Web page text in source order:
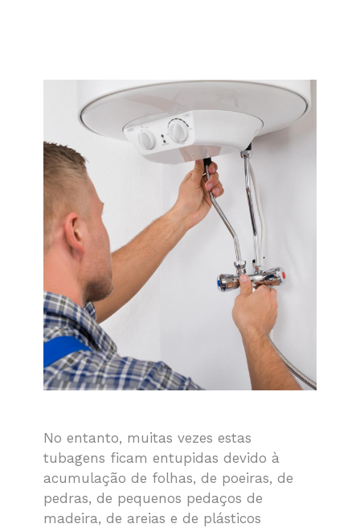
No entanto, muitas vezes estas
tubagens ficam entupidas devido à
acumulação de folhas, de poeiras, de
pedras, de pequenos pedaços de
madeira, de areias e de plásticos